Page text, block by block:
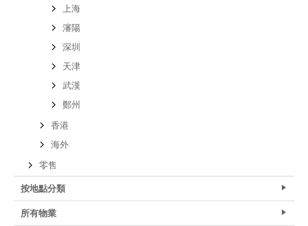
上海
瀋陽
深圳
天津
武漢
鄭州
香港
海外
零售
按地點分類
所有物業